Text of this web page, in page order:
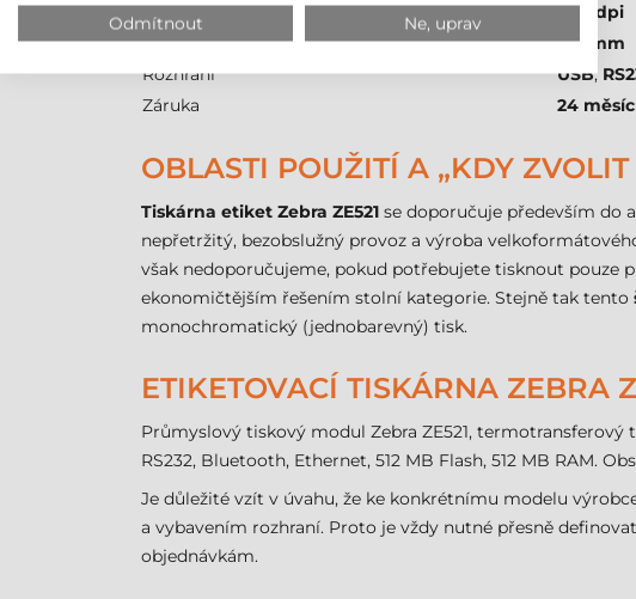
Rozlišení
300 dpi
Max. šířka tisku
168 mm
Rozhraní
USB,
Záruka
24
OBLASTI POUŽITÍ A „KDY
Tiskárna etiket Zebra ZE521 se doporučuje především do
nepřetržitý, bezobslužný provoz a výroba
však nedoporučujeme, pokud potřebujete tisknout pouze
ekonomičtějším řešením stolní kategorie. Stejně tak tento
monochromatický (jednobarevný) tisk.
ETIKETOVACÍ TISKÁRNA ZEBRA
Průmyslový tiskový modul Zebra ZE521, termotransferový
RS232, Bluetooth, Ethernet, 512 MB Flash, 512 MB RAM.
Je důležité vzít v úvahu, že ke konkrétnímu modelu
a vybavením rozhraní. Proto je vždy nutné přesně
objednávkám.
Odmítnout Ne, uprav